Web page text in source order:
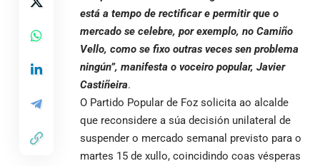
está a tempo de rectificar e permitir que o
mercado se celebre, por exemplo, no Camiño
Vello, como se fixo outras veces sen problema
ningún”, manifesta o voceiro popular, Javier
Castiñeira.
O Partido Popular de Foz solicita ao alcalde
que reconsidere a súa decisión unilateral de
suspender o mercado semanal previsto para o
martes 15 de xullo, coincidindo coas vésperas